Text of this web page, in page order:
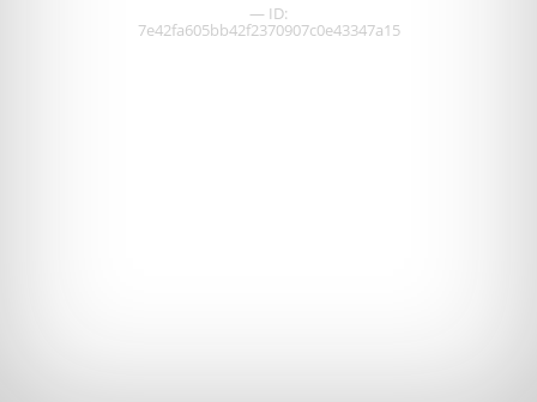
— ID:
7e42fa605bb42f2370907c0e43347a15